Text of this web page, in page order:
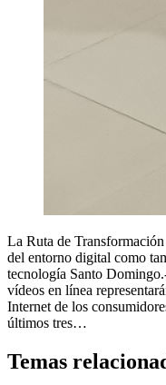
La Ruta de
del entorno digital como
tecnología Santo
vídeos en línea
Internet de los
últimos tres…
Temas